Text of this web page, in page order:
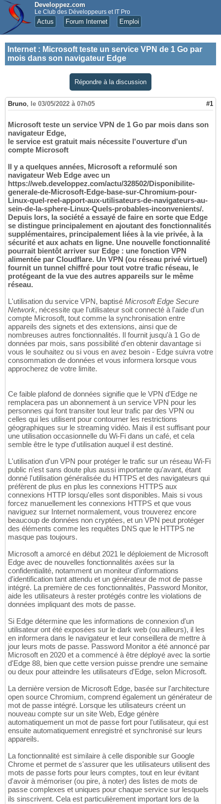
Developpez.com
Le Club des Développeurs et IT Pro
Actus Forum Internet Emploi
Internet : Microsoft teste un service VPN de 1 Go par
mois dans son navigateur Edge
Répondre à la discussion
Bruno, le 03/05/2022 à 07h05 #1
Microsoft teste un service VPN de 1 Go par mois dans son
navigateur Edge,
le service est gratuit mais nécessite l'ouverture d'un
compte Microsoft
Il y a quelques années, Microsoft a reformulé son
navigateur Web Edge avec un
https://web.developpez.com/actu/328502/Disponibilite-
generale-de-Microsoft-Edge-base-sur-Chromium-pour-
Linux-quel-reel-apport-aux-utilisateurs-de-navigateurs-au-
sein-de-la-sphere-Linux-Quels-probables-inconvenients/.
Depuis lors, la société a essayé de faire en sorte que Edge
se distingue principalement en ajoutant des fonctionnalités
supplémentaires, principalement liées à la vie privée, à la
sécurité et aux achats en ligne. Une nouvelle fonctionnalité
pourrait bientôt arriver sur Edge : une fonction VPN
alimentée par Cloudflare. Un VPN (ou réseau privé virtuel)
fournit un tunnel chiffré pour tout votre trafic réseau, le
protégeant de la vue des autres appareils sur le même
réseau.
L'utilisation du service VPN, baptisé Microsoft Edge Secure
Network, nécessite que l'utilisateur soit connecté à l'aide d'un
compte Microsoft, tout comme la synchronisation entre
appareils des signets et des extensions, ainsi que de
nombreuses autres fonctionnalités. Il fournit jusqu'à 1 Go de
données par mois, sans possibilité d'en obtenir davantage si
vous le souhaitez ou si vous en avez besoin - Edge suivra votre
consommation de données et vous informera lorsque vous
approcherez de votre limite.
Ce faible plafond de données signifie que le VPN d'Edge ne
remplacera pas un abonnement à un service VPN pour les
personnes qui font transiter tout leur trafic par des VPN ou
celles qui les utilisent pour contourner les restrictions
géographiques sur le streaming vidéo. Mais il est suffisant pour
une utilisation occasionnelle du Wi-Fi dans un café, et cela
semble être le type d'utilisation auquel il est destiné.
L'utilisation d'un VPN pour protéger le trafic sur un réseau Wi-Fi
public n'est sans doute plus aussi importante qu'avant, étant
donné l'utilisation généralisée du HTTPS et des navigateurs qui
préfèrent de plus en plus les connexions HTTPS aux
connexions HTTP lorsqu'elles sont disponibles. Mais si vous
forcez manuellement les connexions HTTPS et que vous
naviguez sur Internet normalement, vous trouverez encore
beaucoup de données non cryptées, et un VPN peut protéger
des éléments comme les requêtes DNS que le HTTPS ne
masque pas toujours.
Microsoft a amorcé en début 2021 le déploiement de Microsoft
Edge avec de nouvelles fonctionnalités axées sur la
confidentialité, notamment un moniteur d'informations
d'identification tant attendu et un générateur de mot de passe
intégré. La première de ces fonctionnalités, Password Monitor,
aide les utilisateurs à rester protégés contre les violations de
données impliquant des mots de passe.
Si Edge détermine que les informations de connexion d'un
utilisateur ont été exposées sur le dark web (ou ailleurs), il les
en informera dans le navigateur et leur conseillera de mettre à
jour leurs mots de passe. Password Monitor a été annoncé par
Microsoft en 2020 et a commencé à être déployé avec la sortie
d'Edge 88, bien que cette version puisse prendre une semaine
ou deux pour atteindre les utilisateurs d'Edge, selon Microsoft.
La dernière version de Microsoft Edge, basée sur l'architecture
open source Chromium, comprend également un générateur de
mot de passe intégré. Lorsque les utilisateurs créent un
nouveau compte sur un site Web, Edge génère
automatiquement un mot de passe fort pour l'utilisateur, qui est
ensuite automatiquement enregistré et synchronisé sur leurs
appareils.
La fonctionnalité est similaire à celle disponible sur Google
Chrome et permet de s'assurer que les utilisateurs utilisent des
mots de passe forts pour leurs comptes, tout en leur évitant
d'avoir à mémoriser (ou pire, à noter) des listes de mots de
passe complexes et uniques pour chaque service sur lesquels
ils sinscrivent. Cela est particulièrement important lors de la